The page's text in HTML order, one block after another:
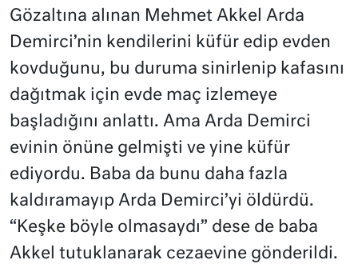
Gözaltına alınan Mehmet Akkel Arda
Demirci’nin kendilerini küfür edip evden
kovduğunu, bu duruma sinirlenip kafasını
dağıtmak için evde maç izlemeye
başladığını anlattı. Ama Arda Demirci
evinin önüne gelmişti ve yine küfür
ediyordu. Baba da bunu daha fazla
kaldıramayıp Arda Demirci’yi öldürdü.
“Keşke böyle olmasaydı” dese de baba
Akkel tutuklanarak cezaevine gönderildi.